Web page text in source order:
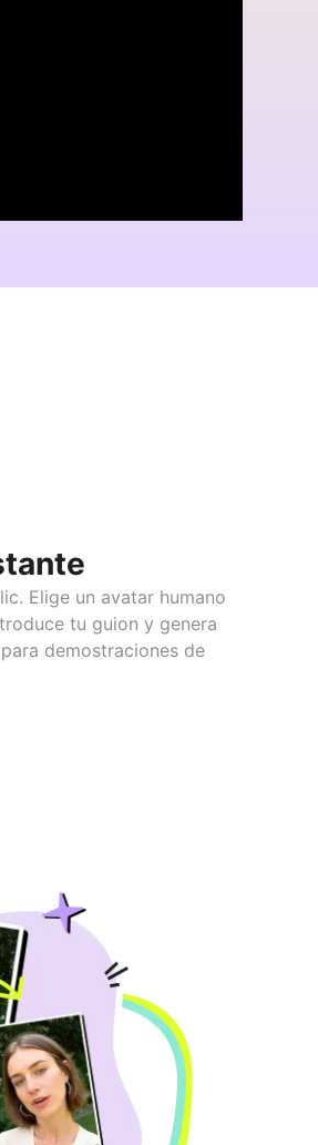
Elige un avatar humano
tu guion y genera
demostraciones de